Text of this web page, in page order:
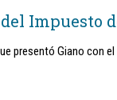
Impuesto
presentó Giano con